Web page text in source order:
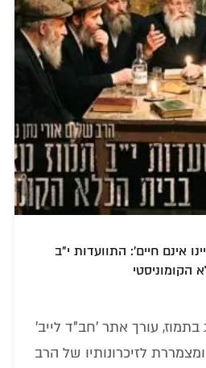
אינם חיים': התוועדות י"ב
הקומוניסטי
בתמוז, עורך אתר 'חב"ד לייב'
לזיכרונותיו של הרב